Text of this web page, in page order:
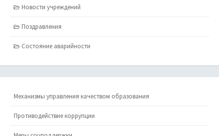
Новости учреждений
Поздравления
Состояние аварийности
Механизмы управления качеством образования
Противодействие коррупции